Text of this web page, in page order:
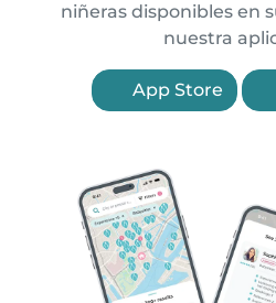
niñeras disponibles en
nuestra
App Store